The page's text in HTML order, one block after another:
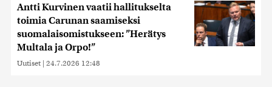
Antti Kurvinen vaatii hallitukselta
toimia Carunan saamiseksi
suomalaisomistukseen: ”Herätys
Multala ja Orpo!”
Uutiset | 24.7.2026 12:48